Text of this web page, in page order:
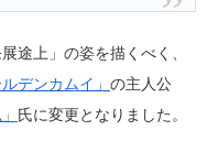
途上」の姿を描くべく、
ルデンカムイ」 の主人公
氏に変更となりました。